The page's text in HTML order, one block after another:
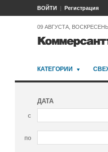
ВОЙТИ Регистрация
09 АВГУСТА,
КАТЕГОРИИ
ДАТА
с
по